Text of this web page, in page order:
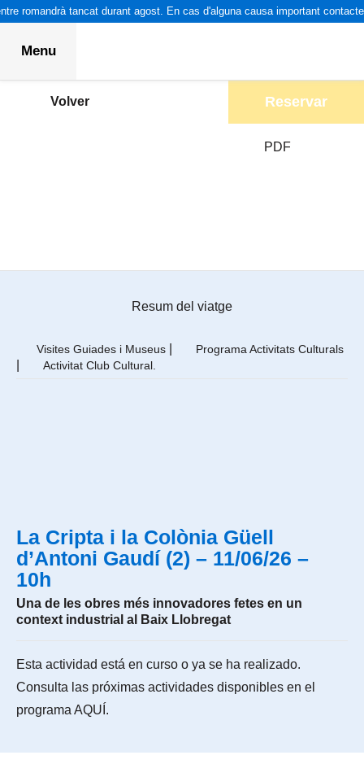
romandrà tancat durant agost. En cas d'alguna causa important
Menu
Volver Reservar
PDF
Resum del viatge
Visites Guiades i Museus Programa Activitats Culturals
Activitat Club Cultural.
La Cripta i la Colònia Güell
d’Antoni Gaudí (2) – 11/06/26 –
10h
Una de les obres més innovadores fetes en un
context industrial al Baix Llobregat
Esta actividad está en curso o ya se ha realizado.
Consulta las próximas actividades disponibles en el
programa AQUÍ .